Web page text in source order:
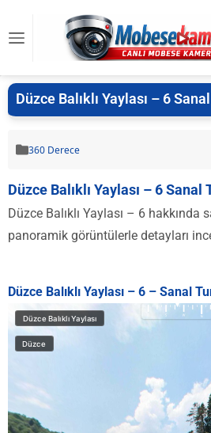
Düzce Balıklı Yaylası – 6
360 Derece
Düzce Balıklı Yaylası – 6 Sanal
Düzce Balıklı Yaylası – 6
panoramik görüntülerle detayları
Düzce Balıklı Yaylası – 6 – Sanal